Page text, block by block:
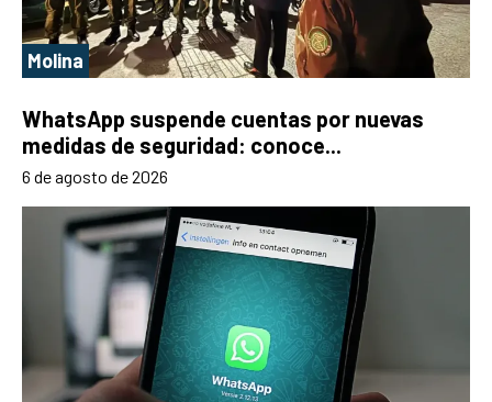
Molina
WhatsApp suspende cuentas por nuevas
medidas de seguridad: conoce...
6 de agosto de 2026